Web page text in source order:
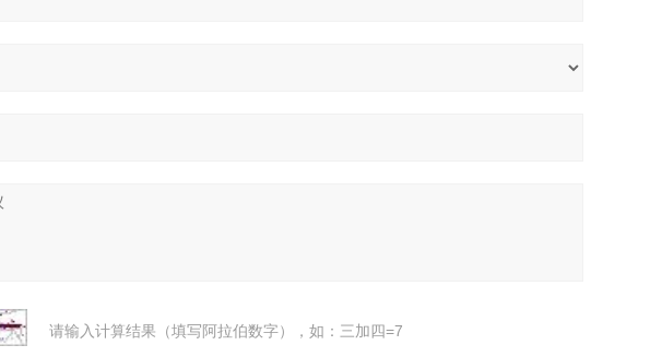
请输入计算结果（填写阿拉伯数字），如：三加四=7